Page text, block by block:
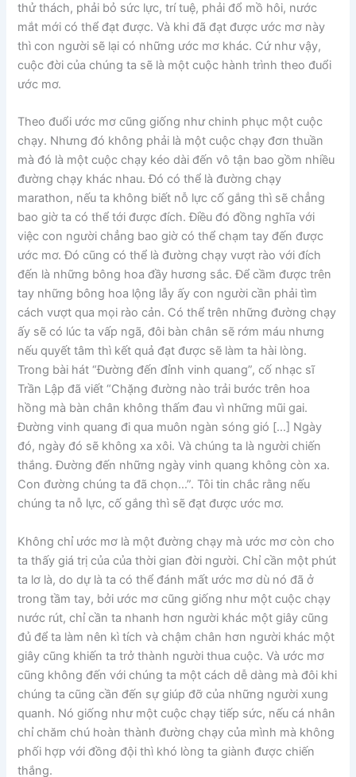
thử thách, phải bỏ sức lực, trí tuệ, phải đổ mồ hôi, nước
mắt mới có thể đạt được. Và khi đã đạt được ước mơ này
thì con người sẽ lại có những ước mơ khác. Cứ như vậy,
cuộc đời của chúng ta sẽ là một cuộc hành trình theo đuổi
ước mơ.
Theo đuổi ước mơ cũng giống như chinh phục một cuộc
chạy. Nhưng đó không phải là một cuộc chạy đơn thuần
mà đó là một cuộc chạy kéo dài đến vô tận bao gồm nhiều
đường chạy khác nhau. Đó có thể là đường chạy
marathon, nếu ta không biết nỗ lực cố gắng thì sẽ chẳng
bao giờ ta có thể tới được đích. Điều đó đồng nghĩa với
việc con người chẳng bao giờ có thể chạm tay đến được
ước mơ. Đó cũng có thể là đường chạy vượt rào với đích
đến là những bông hoa đầy hương sắc. Để cầm được trên
tay những bông hoa lộng lẫy ấy con người cần phải tìm
cách vượt qua mọi rào cản. Có thể trên những đường chạy
ấy sẽ có lúc ta vấp ngã, đôi bàn chân sẽ rớm máu nhưng
nếu quyết tâm thì kết quả đạt được sẽ làm ta hài lòng.
Trong bài hát “Đường đến đỉnh vinh quang”, cố nhạc sĩ
Trần Lập đã viết “Chặng đường nào trải bước trên hoa
hồng mà bàn chân không thấm đau vì những mũi gai.
Đường vinh quang đi qua muôn ngàn sóng gió […] Ngày
đó, ngày đó sẽ không xa xôi. Và chúng ta là người chiến
thắng. Đường đến những ngày vinh quang không còn xa.
Con đường chúng ta đã chọn…”. Tôi tin chắc rằng nếu
chúng ta nỗ lực, cố gắng thì sẽ đạt được ước mơ.
Không chỉ ước mơ là một đường chạy mà ước mơ còn cho
ta thấy giá trị của của thời gian đời người. Chỉ cần một phút
ta lơ là, do dự là ta có thể đánh mất ước mơ dù nó đã ở
trong tầm tay, bởi ước mơ cũng giống như một cuộc chạy
nước rút, chỉ cần ta nhanh hơn người khác một giây cũng
đủ để ta làm nên kì tích và chậm chân hơn người khác một
giây cũng khiến ta trở thành người thua cuộc. Và ước mơ
cũng không đến với chúng ta một cách dễ dàng mà đôi khi
chúng ta cũng cần đến sự giúp đỡ của những người xung
quanh. Nó giống như một cuộc chạy tiếp sức, nếu cá nhân
chỉ chăm chú hoàn thành đường chạy của mình mà không
phối hợp với đồng đội thì khó lòng ta giành được chiến
thắng.